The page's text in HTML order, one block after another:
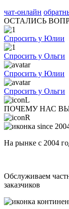
чат-онлайн
ОСТАЛИСЬ
Спросить у Юлии
Спросить у Ольги
Спросить у Юлии
Спросить у Ольги
ПОЧЕМУ НАС
На рынке с 2004
Обслуживаем
заказчиков